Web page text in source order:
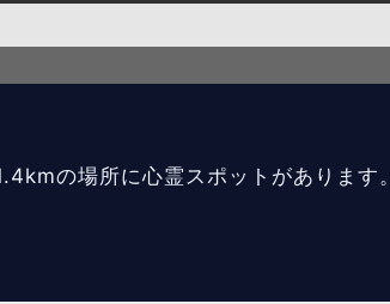
の場所に心霊スポットがあります。